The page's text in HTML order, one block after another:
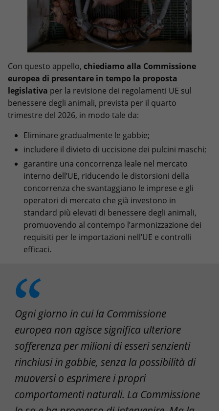
Con questo appello, chiediamo alla Commissione
europea di presentare in tempo la proposta
legislativa per la revisione dei regolamenti UE sul
benessere degli animali, prevista per il quarto
trimestre del 2026, in modo tale da:
Eliminare gradualmente le gabbie;
includere il divieto di uccisione dei pulcini maschi;
garantire una concorrenza leale nel mercato
interno dell’UE, riducendo le distorsioni della
concorrenza che svantaggiano le imprese e gli
operatori di mercato che già investono in
standard più elevati di benessere degli animali,
promuovendo al contempo l’armonizzazione dei
requisiti per le importazioni nell’UE e controlli
efficaci.
Ogni giorno in cui la Commissione
europea non agisce significa ulteriore
sofferenza per milioni di esseri senzienti
rinchiusi in gabbie, senza la possibilità di
muoversi o esprimere i propri
comportamenti naturali. La Commissione